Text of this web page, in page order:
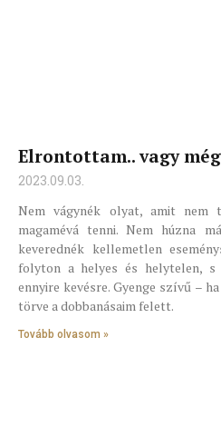
Elrontottam.. vagy
2023.09.03.
Nem vágynék olyat, amit nem
magamévá tenni. Nem húzna
keverednék kellemetlen
folyton a helyes és helytelen,
ennyire kevésre. Gyenge szívű –
törve a dobbanásaim felett.
Tovább olvasom »